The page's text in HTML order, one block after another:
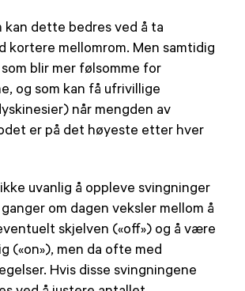
kan dette bedres ved å ta
kortere mellomrom. Men samtidig
blir mer følsomme for
og som kan få ufrivillige
når mengden av
er på det høyeste etter hver
uvanlig å oppleve svingninger
om dagen veksler mellom å
skjelven («off») og å være
(«on»), men da ofte med
Hvis disse svingningene